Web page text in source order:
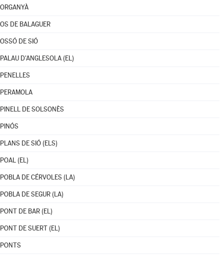
ORGANYÀ
OS DE BALAGUER
OSSÓ DE SIÓ
PALAU D'ANGLESOLA (EL)
PENELLES
PERAMOLA
PINELL DE SOLSONÈS
PINÓS
PLANS DE SIÓ (ELS)
POAL (EL)
POBLA DE CÉRVOLES (LA)
POBLA DE SEGUR (LA)
PONT DE BAR (EL)
PONT DE SUERT (EL)
PONTS